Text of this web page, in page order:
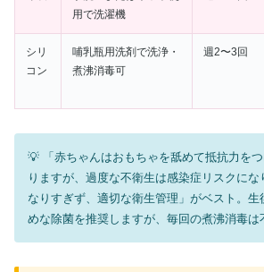
用で洗濯機
シリ
コン
哺乳瓶用洗剤で洗浄・
煮沸消毒可
週2〜3回
「赤ちゃんはおもちゃを舐めて抵抗力を
りますが、過度な不衛生は感染症リスクにな
なりすぎず、適切な衛生管理」がベスト。生
めな除菌を推奨しますが、毎回の煮沸消毒は